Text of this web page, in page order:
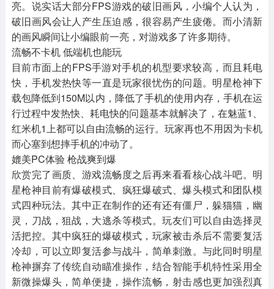
亮。说实话大部分FPS游戏的破旧画风，小编个人认为，
破旧画风会让人产生压迫感，很容易产生疲倦。而小清新
的画风瞬间让小编眼前一亮，对游戏多了许多期待。
流畅不卡机 低端机也能玩
目前市面上的FPS手游对手机的机型要求较高，而且耗电
快，手机发热快等一直是玩家很忧伤的问题。明星枪神下
载包降低到150M以内，降低了手机的使用内存，手机在运
行过程中发热快、耗电快的问题基本就解决了，在魅蓝1、
红米机1上都可以自由流畅的运行。玩家再也不用因为卡机
而心塞到想摔手机的冲动了。
媲美PC体验 枪战爽到爆
欣赏完了画质、游戏流畅度之后再来看看核心战斗吧。明
星枪神目前有爆破模式、疯狂爆破式、爆头模式和团队模
式四种玩法。其中正在制作的还有还有僵尸，躲猫猫，幽
灵，刀战，狙战，大逃杀等模式。玩友们可以自由选择灵
活把控。其中疯狂的爆破模式，玩家被击杀后不需要复活
冷却，可以立即复活参与战斗，简单刺激。与此同时明星
枪神摒弃了传统自动瞄准操作，结合智能手机特性采用全
新微操爆头，简单便捷，操作流畅，射击感也更加强烈真